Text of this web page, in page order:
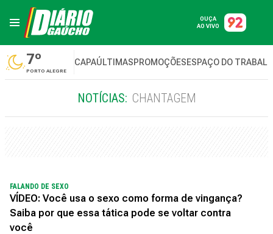
OUÇA
AO VIVO
7º
PORTO ALEGRE
CAPAÚLTIMASPROMOÇÕESESPAÇO DO
NOTÍCIAS: CHANTAGEM
FALANDO DE SEXO
VÍDEO: Você usa o sexo como forma de vingança?
Saiba por que essa tática pode se voltar contra
você